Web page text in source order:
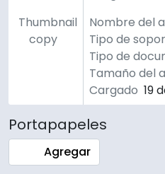
Thumbnail
copy
Nombre del
Tipo de
Tipo de
Tamaño del
Cargado 19
Portapapeles
Agregar